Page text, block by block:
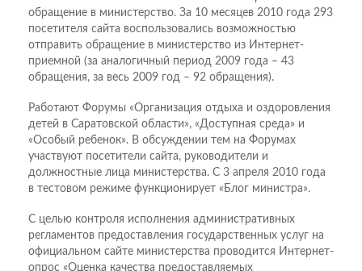
обращение в министерство. За 10 месяцев 2010 года 293
посетителя сайта воспользовались возможностью
отправить обращение в министерство из Интернет-
приемной (за аналогичный период 2009 года – 43
обращения, за весь 2009 год – 92 обращения).
Работают Форумы «Организация отдыха и оздоровления
детей в Саратовской области», «Доступная среда» и
«Особый ребенок». В обсуждении тем на Форумах
участвуют посетители сайта, руководители и
должностные лица министерства. С 3 апреля 2010 года
в тестовом режиме функционирует «Блог министра».
С целью контроля исполнения административных
регламентов предоставления государственных услуг на
официальном сайте министерства проводится Интернет-
опрос «Оценка качества предоставляемых